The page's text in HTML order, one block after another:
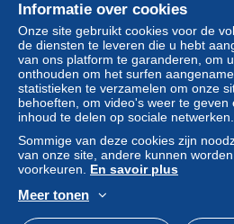
Brief (normaal/
€ 2,50
Brief met tracking
tracking)
€ 3,50
Aangetekende brief
en inloggen.
Aanmel
den
Informatie over cookies
Onze site gebruikt cookies voor de
de diensten te leveren die u hebt
van ons platform te garanderen, om
onthouden om het surfen
statistieken te verzamelen om onze
behoeften, om video's weer te geven
inhoud te delen op sociale netwerken.
Sommige van deze cookies zijn
van onze site, andere kunnen
voorkeuren. En savoir plus
Meer tonen
Hulpcentrum
Kopen op Delcampe
Verkopen op Delcampe
Een beveiligde website